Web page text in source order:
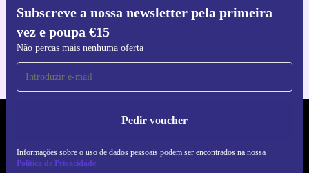
Subscreve a nossa newsletter pela primeira
vez e poupa €15
Não percas mais nenhuma oferta
Pedir voucher
Informações sobre o uso de dados pessoais podem ser encontrados na nossa
Política de Privacidade
Faz o download da app refurbed
Para iOS e Android
REFURBED PORTUGAL - RETHINK NEW.
SEGUE-NOS